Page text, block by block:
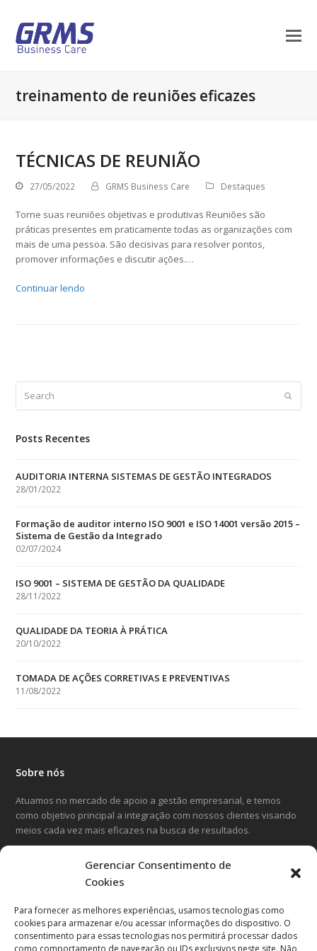
Gerenciar Consentimento de
Cookies
Para fornecer as melhores experiências, usamos tecnologias como
cookies para armazenar e/ou acessar informações do dispositivo. O
consentimento para essas tecnologias nos permitirá processar dados
como comportamento de navegação ou IDs exclusivos neste site. Não
treinamento de reuniões eficazes
TÉCNICAS DE REUNIÃO
27/05/2022 GRMS Business Care Destaques
Torne suas reuniões objetivas e produtivas Reuniões são
práticas presentes em praticamente todas as organizações com
mais de uma pessoa. São decisivas para resolver pontos,
promover informações e discutir ações.…
Continuar lendo
Submit
Posts Recentes
AUDITORIA INTERNA SISTEMAS DE GESTÃO INTEGRADOS
28/01/2022
Formação de auditor interno ISO 9001 e ISO 14001 versão 2015 –
Sistema de Gestão da Integrado
02/07/2024
ISO 9001 – SISTEMA DE GESTÃO DA QUALIDADE
28/11/2022
QUALIDADE DA TEORIA À PRÁTICA
20/10/2022
TOMADA DE AÇÕES CORRETIVAS E PREVENTIVAS
11/08/2022
Sobre nós
Atuamos no mercado de apoio a gestão empresarial, e temos
como objetivo principal a integração com nossos clientes visando
meios cada vez mais eficazes na busca de resultados.
FacebookInstagram
Entre em contato
Avenida Cândido Hartmann, 570